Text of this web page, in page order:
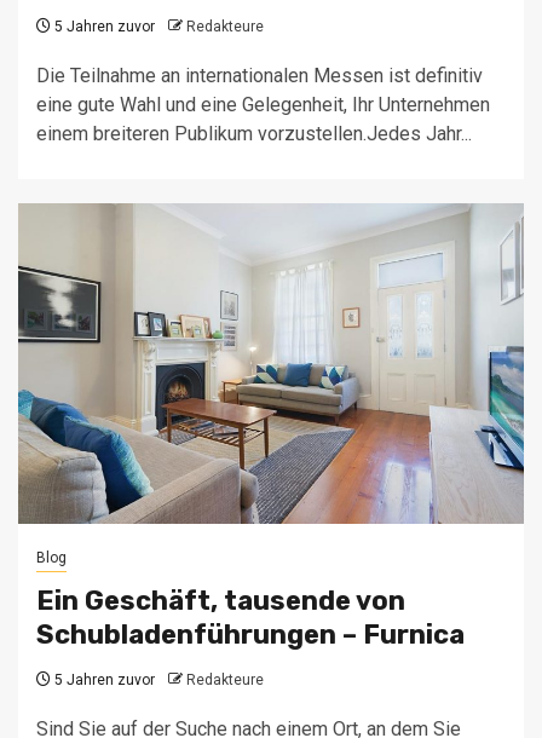
5 Jahren zuvor Redakteure
Die Teilnahme an internationalen Messen ist definitiv
eine gute Wahl und eine Gelegenheit, Ihr Unternehmen
einem breiteren Publikum vorzustellen.Jedes Jahr...
Blog
Ein Geschäft, tausende von
Schubladenführungen – Furnica
5 Jahren zuvor Redakteure
Sind Sie auf der Suche nach einem Ort, an dem Sie